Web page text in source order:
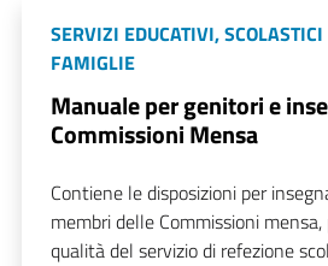
SERVIZI EDUCATIVI,
FAMIGLIE
Manuale per genitori e
Commissioni Mensa
Contiene le disposizioni per
membri delle Commissioni
qualità del servizio di refezione